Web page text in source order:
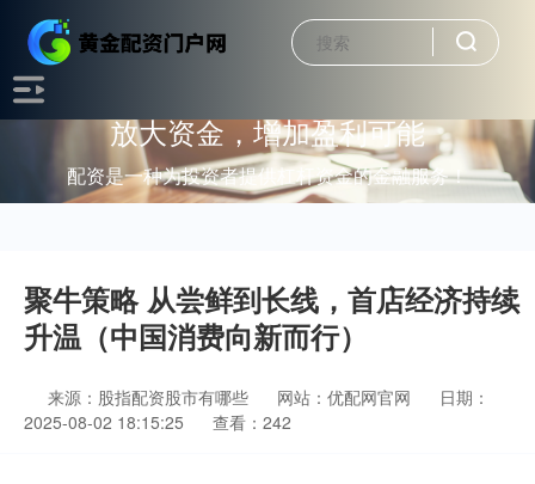
放大资金，增加盈利可能
配资是一种为投资者提供杠杆资金的金融服务！
聚牛策略 从尝鲜到长线，首店经济持续
升温（中国消费向新而行）
来源：股指配资股市有哪些 网站：优配网官网
日期：
2025-08-02 18:15:25
查看：242